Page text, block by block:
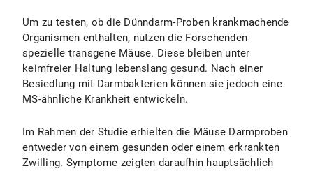
Um zu testen, ob die Dünndarm-Proben krankmachende
Organismen enthalten, nutzen die Forschenden
spezielle transgene Mäuse. Diese bleiben unter
keimfreier Haltung lebenslang gesund. Nach einer
Besiedlung mit Darmbakterien können sie jedoch eine
MS-ähnliche Krankheit entwickeln.
Im Rahmen der Studie erhielten die Mäuse Darmproben
entweder von einem gesunden oder einem erkrankten
Zwilling. Symptome zeigten daraufhin hauptsächlich